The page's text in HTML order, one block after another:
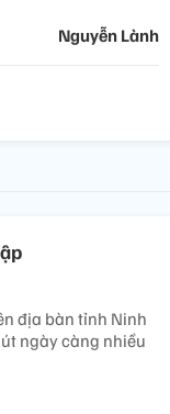
Nguyễn Lành
địa bàn tỉnh Ninh
ngày càng nhiều